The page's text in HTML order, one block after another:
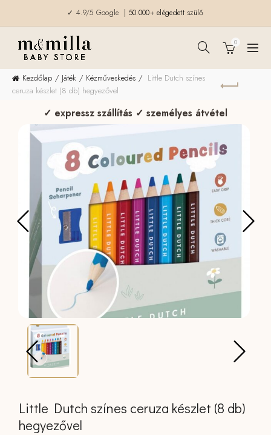
✓ 4.9/5 Google | 50.000+ elégedett szülő
0
Kezdőlap Játék Kézműveskedés
Little Dutch színes
ceruza készlet (8 db) hegyezővel
✓ expressz szállítás ✓ személyes átvétel
Little Dutch színes ceruza készlet (8 db)
hegyezővel